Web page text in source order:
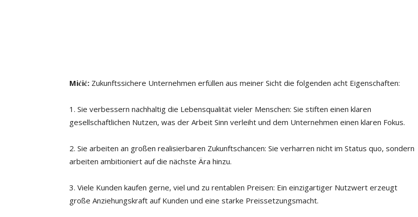
Mićić: Zukunftssichere Unternehmen erfüllen aus meiner Sicht die folgenden acht Eigenschaften:
1. Sie verbessern nachhaltig die Lebensqualität vieler Menschen: Sie stiften einen klaren
gesellschaftlichen Nutzen, was der Arbeit Sinn verleiht und dem Unternehmen einen klaren Fokus.
2. Sie arbeiten an großen realisierbaren Zukunftschancen: Sie verharren nicht im Status quo, sondern
arbeiten ambitioniert auf die nächste Ära hinzu.
3. Viele Kunden kaufen gerne, viel und zu rentablen Preisen: Ein einzigartiger Nutzwert erzeugt
große Anziehungskraft auf Kunden und eine starke Preissetzungsmacht.